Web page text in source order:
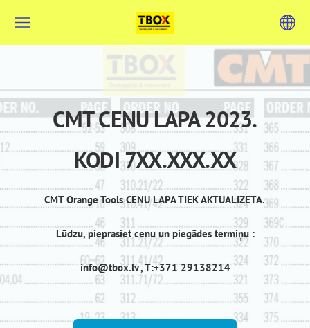
CMT CENU LAPA 2023.
KODI 7XX.XXX.XX
CMT Orange Tools CENU LAPA TIEK AKTUALIZĒTA.
Lūdzu, pieprasiet cenu un piegādes termiņu :
info@tbox.lv, T:+371 29138214